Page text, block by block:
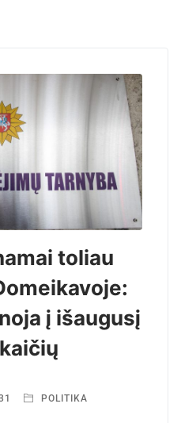
toliau
į išaugusį
POLITIKA